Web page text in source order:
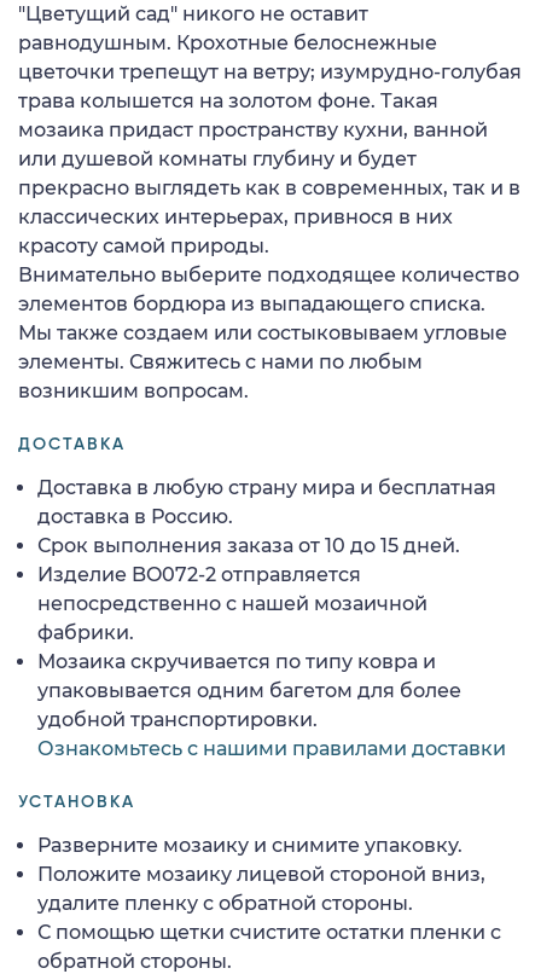
"Цветущий сад" никого не оставит
равнодушным. Крохотные белоснежные
цветочки трепещут на ветру; изумрудно-голубая
трава колышется на золотом фоне. Такая
мозаика придаст пространству кухни, ванной
или душевой комнаты глубину и будет
прекрасно выглядеть как в современных, так и в
классических интерьерах, привнося в них
красоту самой природы.
Внимательно выберите подходящее количество
элементов бордюра из выпадающего списка.
Мы также создаем или состыковываем угловые
элементы. Свяжитесь с нами по любым
возникшим вопросам.
ДОСТАВКА
Доставка в любую страну мира и бесплатная
доставка в Россию.
Срок выполнения заказа от 10 до 15 дней.
Изделие BO072-2 отправляется
непосредственно с нашей мозаичной
фабрики.
Мозаика скручивается по типу ковра и
упаковывается одним багетом для более
удобной транспортировки.
Ознакомьтесь с нашими правилами доставки
УСТАНОВКА
Разверните мозаику и снимите упаковку.
Положите мозаику лицевой стороной вниз,
удалите пленку с обратной стороны.
С помощью щетки счистите остатки пленки с
обратной стороны.